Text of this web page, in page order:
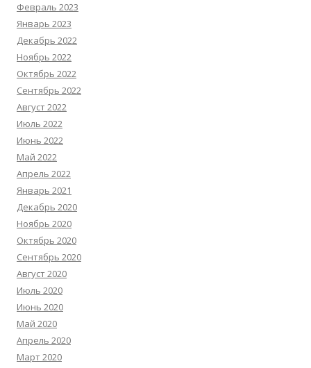
Февраль 2023
Январь 2023
Декабрь 2022
Ноябрь 2022
Октябрь 2022
Сентябрь 2022
Август 2022
Июль 2022
Июнь 2022
Май 2022
Апрель 2022
Январь 2021
Декабрь 2020
Ноябрь 2020
Октябрь 2020
Сентябрь 2020
Август 2020
Июль 2020
Июнь 2020
Май 2020
Апрель 2020
Март 2020